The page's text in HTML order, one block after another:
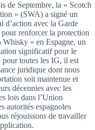
de Septembre, la « Scotch
» (SWA) a signé un
d’action avec la Garde
renforcer la protection
Whisky » en Espagne, un
significatif pour le
toutes les IG, il est
juridique dont nous
soit maintenue et
décennies avec les
lois dans l’Union
autorités espagnoles
réjouissons de travailler